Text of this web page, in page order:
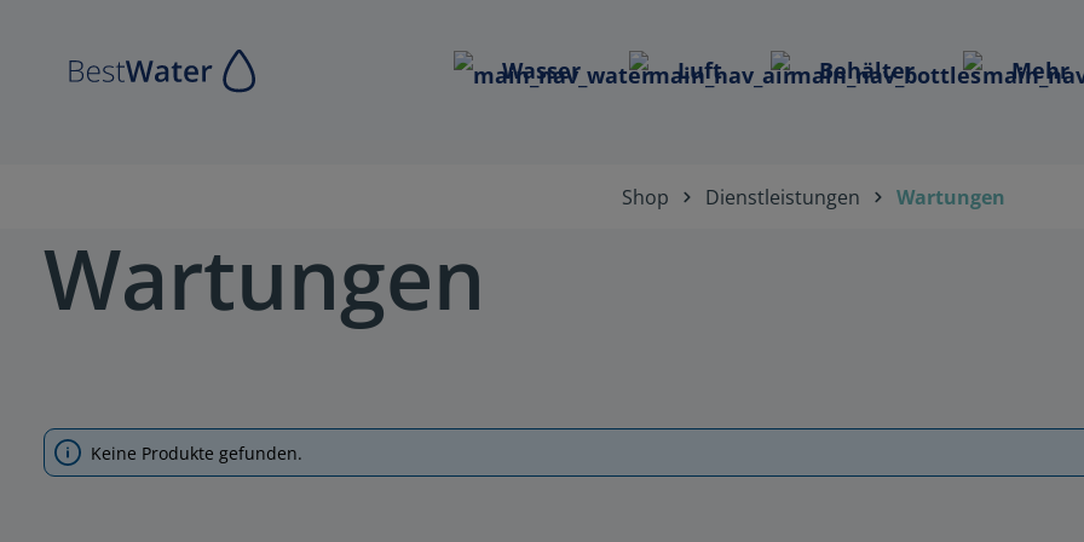
Wasser Luft Behälter Mehr
Shop Dienstleistungen Wartungen
Wartungen
Keine Produkte gefunden.